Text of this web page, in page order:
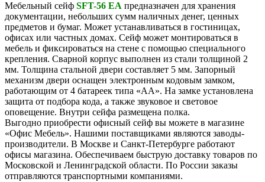
Мебельный сейф SFT-56 EA предназначен для хранения
документации, небольших сумм наличных денег, ценных
предметов и бумаг. Может устанавливаться в гостиницах,
офисах или частных домах. Сейф может монтироваться в
мебель и фиксироваться на стене с помощью специального
крепления. Сварной корпус выполнен из стали толщиной 2
мм. Толщина стальной двери составляет 5 мм. Запорный
механизм двери оснащен электронным кодовым замком,
работающим от 4 батареек типа «АА». На замке установлена
защита от подбора кода, а также звуковое и световое
оповещение. Внутри сейфа размещена полка.
Выгодно приобрести офисный сейф вы можете в магазине
«Офис Мебель». Нашими поставщиками являются заводы-
производители. В Москве и Санкт-Петербурге работают
офисы магазина. Обеспечиваем быструю доставку товаров по
Московской и Ленинградской области. По России заказы
отправляются транспортными компаниями.